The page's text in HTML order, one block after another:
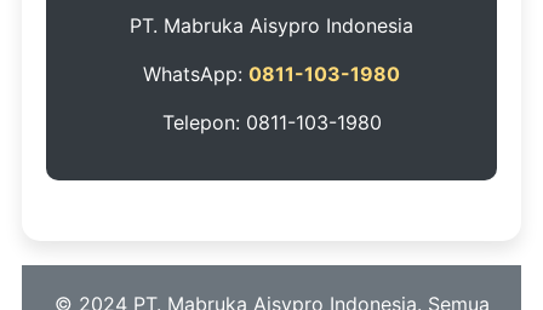
PT. Mabruka Aisypro Indonesia
WhatsApp: 0811-103-1980
Telepon: 0811-103-1980
© 2024 PT. Mabruka Aisypro Indonesia. Semua